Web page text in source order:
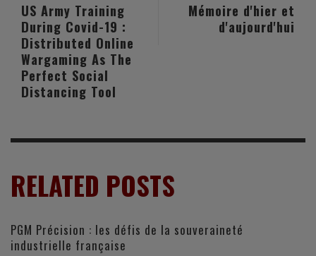
Mémoire d'hier et
d'aujourd'hui
US Army Training
During Covid-19 :
Distributed Online
Wargaming As The
Perfect Social
Distancing Tool
RELATED POSTS
PGM Précision : les défis de la souveraineté
industrielle française